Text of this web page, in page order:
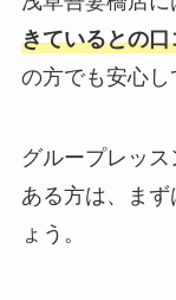
きているとの
の方でも安心し
グループレッ
ある方は、ま
ょう。